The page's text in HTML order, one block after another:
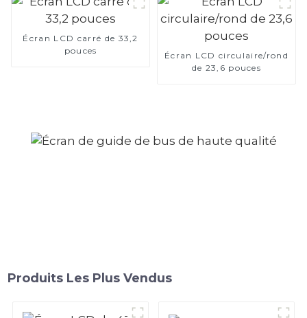
Écran LCD carré de 33,2
pouces
Écran LCD circulaire/rond
de 23,6 pouces
Produits Les Plus Vendus